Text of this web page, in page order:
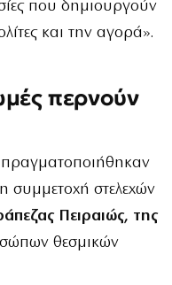
που δημιουργούν
και την αγορά».
περνούν
πραγματοποιήθηκαν
συμμετοχή στελεχών
Πειραιώς, της
θεσμικών